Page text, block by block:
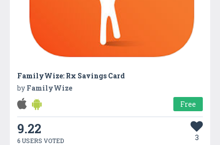
FamilyWize: Rx Savings Card
by FamilyWize
Free
9.22
6 USERS VOTED 3